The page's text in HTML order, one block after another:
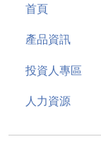
首頁
產品資訊
投資人專區
人力資源